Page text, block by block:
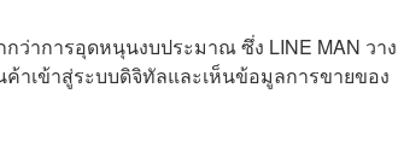
ว่าการอุดหนุนงบประมาณ ซึ่ง LINE MAN วา
ค้าเข้าสู่ระบบดิจิทัลและเห็นข้อมูลการขายของ